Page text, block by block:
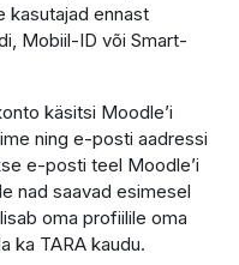
kasutajad ennast
Mobiil-ID või Smart-
käsitsi Moodle’i
ning e-posti aadressi
e-posti teel Moodle’i
nad saavad esimesel
oma profiilile oma
ka TARA kaudu.